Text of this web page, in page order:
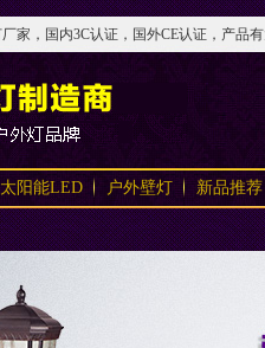
家，国内3C认证，国外CE认证，产
太阳能LED 户外壁灯 新品推荐